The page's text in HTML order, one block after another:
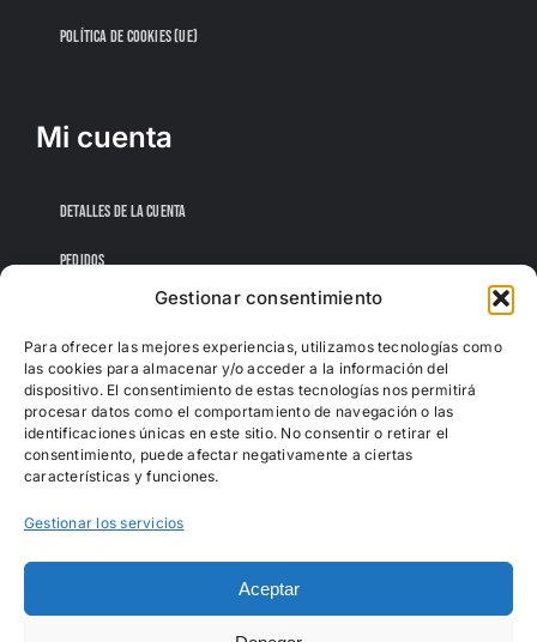
Gestionar consentimiento
Para ofrecer las mejores experiencias, utilizamos tecnologías como
las cookies para almacenar y/o acceder a la información del
dispositivo. El consentimiento de estas tecnologías nos permitirá
procesar datos como el comportamiento de navegación o las
identificaciones únicas en este sitio. No consentir o retirar el
consentimiento, puede afectar negativamente a ciertas
características y funciones.
Gestionar los servicios
Aceptar
POLÍTICA DE COOKIES (UE)
Mi cuenta
DETALLES DE LA CUENTA
PEDIDOS
CONTRASEÑA PERDIDA